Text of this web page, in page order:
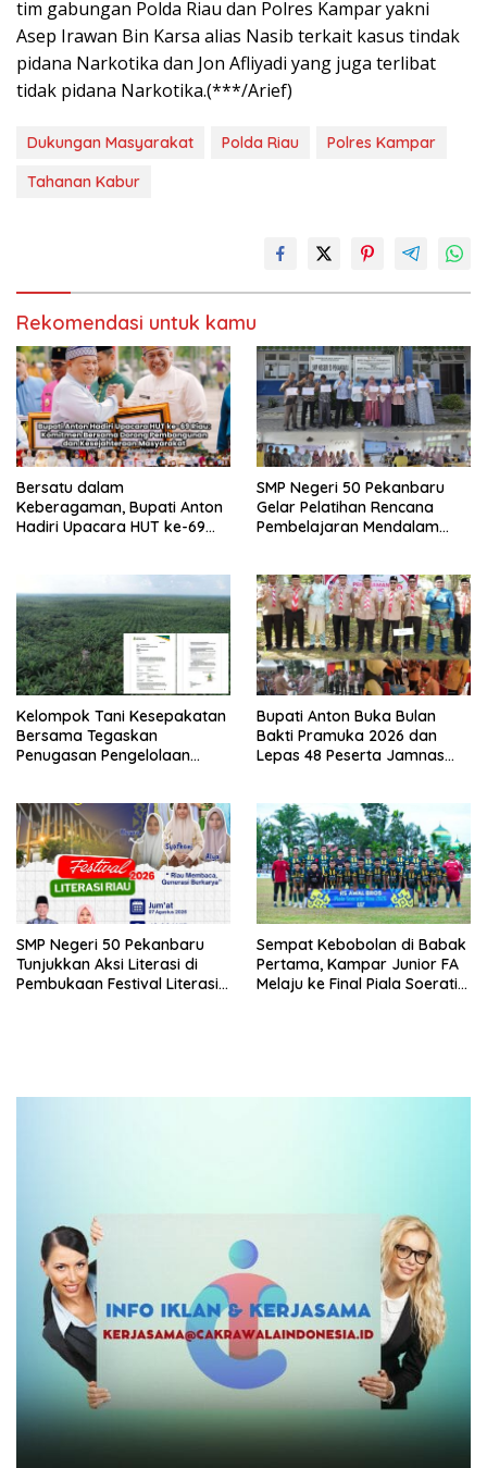
tim gabungan Polda Riau dan Polres Kampar yakni
Asep Irawan Bin Karsa alias Nasib terkait kasus tindak
pidana Narkotika dan Jon Afliyadi yang juga terlibat
tidak pidana Narkotika.(***/Arief)
Dukungan Masyarakat Polda Riau
Polres Kampar
Tahanan Kabur
Rekomendasi untuk kamu
Bersatu dalam
Keberagaman, Bupati Anton
Hadiri Upacara HUT ke-69
SMP Negeri 50 Pekanbaru
Gelar Pelatihan Rencana
Pembelajaran Mendalam
Kelompok Tani Kesepakatan
Bersama Tegaskan
Penugasan Pengelolaan
Bupati Anton Buka Bulan
Bakti Pramuka 2026 dan
Lepas 48 Peserta Jamnas
SMP Negeri 50 Pekanbaru
Tunjukkan Aksi Literasi di
Pembukaan Festival Literasi
Sempat Kebobolan di Babak
Pertama, Kampar Junior FA
Melaju ke Final Piala Soeratin